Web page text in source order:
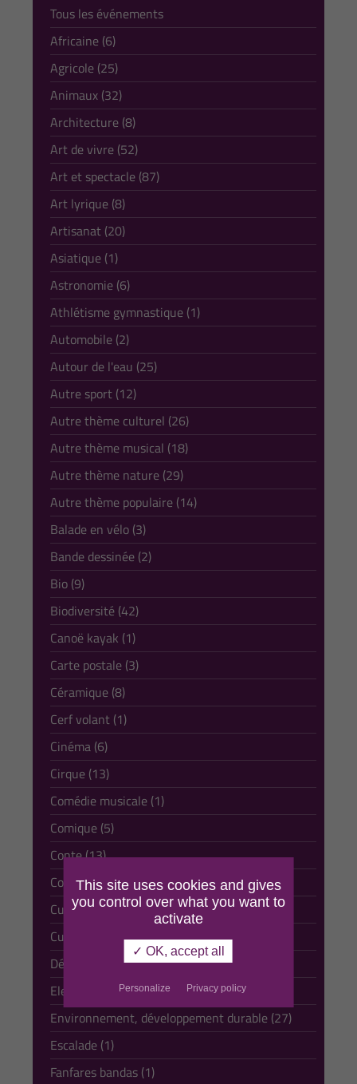
Tous les événements
Africaine (6)
Agricole (25)
Animaux (32)
Architecture (8)
Art de vivre (52)
Art et spectacle (87)
Art lyrique (8)
Artisanat (20)
Asiatique (1)
Astronomie (6)
Athlétisme gymnastique (1)
Automobile (2)
Autour de l'eau (25)
Autre sport (12)
Autre thème culturel (26)
Autre thème musical (18)
Autre thème nature (29)
Autre thème populaire (14)
Balade en vélo (3)
Bande dessinée (2)
Bio (9)
Biodiversité (42)
Canoë kayak (1)
Carte postale (3)
Céramique (8)
Cerf volant (1)
Cinéma (6)
Cirque (13)
Comédie musicale (1)
Comique (5)
Conte (13)
Course à pied (3)
Culture et tradition (168)
Culturelle (93)
Développement durable (25)
Electro (2)
Environnement, développement durable (27)
Escalade (1)
Fanfares bandas (1)
This site uses cookies and gives
you control over what you want to
activate
✓ OK, accept all
Personalize Privacy policy